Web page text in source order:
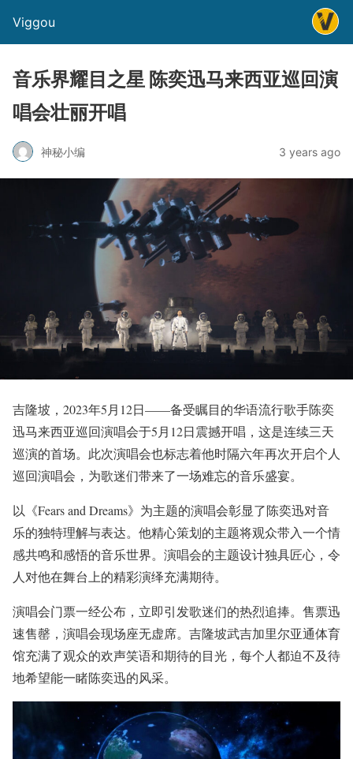
Viggou
音乐界耀目之星 陈奕迅马来西亚巡回演
唱会壮丽开唱
神秘小编 3 years ago
吉隆坡，2023年5月12日——备受瞩目的华语流行歌手陈奕
迅马来西亚巡回演唱会于5月12日震撼开唱，这是连续三天
巡演的首场。此次演唱会也标志着他时隔六年再次开启个人
巡回演唱会，为歌迷们带来了一场难忘的音乐盛宴。
以《Fears and Dreams》为主题的演唱会彰显了陈奕迅对音
乐的独特理解与表达。他精心策划的主题将观众带入一个情
感共鸣和感悟的音乐世界。演唱会的主题设计独具匠心，令
人对他在舞台上的精彩演绎充满期待。
演唱会门票一经公布，立即引发歌迷们的热烈追捧。售票迅
速售罄，演唱会现场座无虚席。吉隆坡武吉加里尔亚通体育
馆充满了观众的欢声笑语和期待的目光，每个人都迫不及待
地希望能一睹陈奕迅的风采。